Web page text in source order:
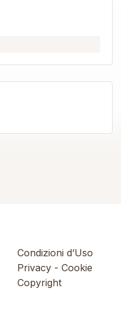
Condizioni d’Uso
Privacy - Cookie
Copyright